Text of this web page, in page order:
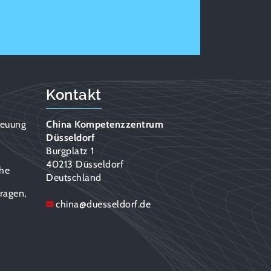
Kontakt
China Kompetenzzentrum
Düsseldorf
Burgplatz 1
40213 Düsseldorf
Deutschland
china@duesseldorf.de